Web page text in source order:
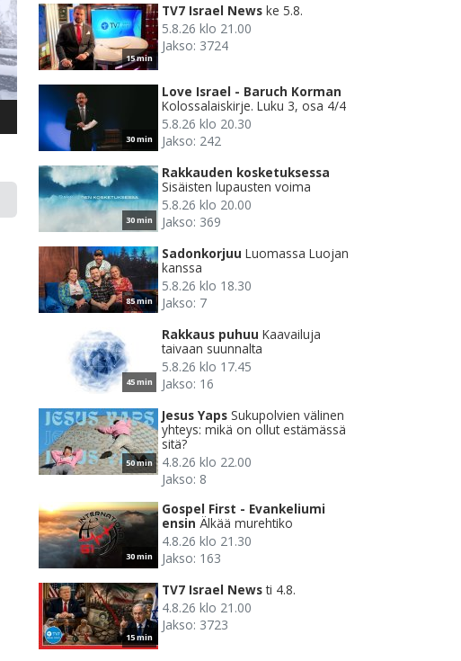
15 min
TV7 Israel News ke 5.8.
5.8.26 klo 21.00
Jakso: 3724
30 min
Love Israel - Baruch Korman
Kolossalaiskirje. Luku 3, osa 4/4
5.8.26 klo 20.30
Jakso: 242
30 min
Rakkauden kosketuksessa
Sisäisten lupausten voima
5.8.26 klo 20.00
Jakso: 369
85 min
Sadonkorjuu Luomassa Luojan
kanssa
5.8.26 klo 18.30
Jakso: 7
45 min
Rakkaus puhuu Kaavailuja
taivaan suunnalta
5.8.26 klo 17.45
Jakso: 16
50 min
Jesus Yaps Sukupolvien välinen
yhteys: mikä on ollut estämässä
sitä?
4.8.26 klo 22.00
Jakso: 8
30 min
Gospel First - Evankeliumi
ensin Älkää murehtiko
4.8.26 klo 21.30
Jakso: 163
15 min
TV7 Israel News ti 4.8.
4.8.26 klo 21.00
Jakso: 3723